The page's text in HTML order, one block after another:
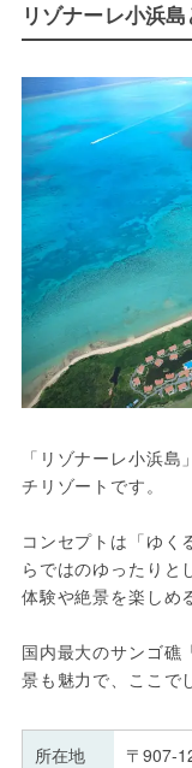
リゾナーレ小浜
「リゾナーレ小浜
チリゾートです。
コンセプトは「ゆく
らではのゆったりと
体験や絶景を楽しめ
国内最大のサンゴ礁
景も魅力で、ここで
所在地 〒907-